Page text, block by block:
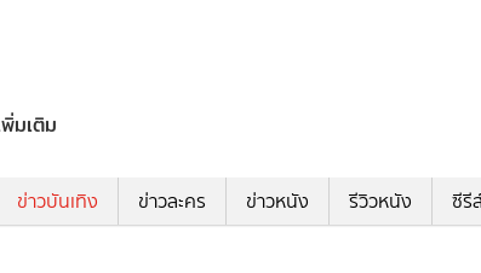
พิ่มเติม
ข่าวบันเทิง ข่าวละคร ข่าวหนัง รีวิวหนัง ซีรี